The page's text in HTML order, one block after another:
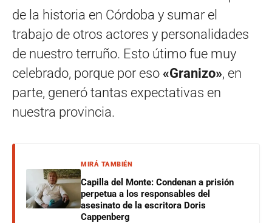
de la historia en Córdoba y sumar el
trabajo de otros actores y personalidades
de nuestro terruño. Esto útimo fue muy
celebrado, porque por eso «Granizo», en
parte, generó tantas expectativas en
nuestra provincia.
MIRÁ TAMBIÉN
Capilla del Monte: Condenan a prisión
perpetua a los responsables del
asesinato de la escritora Doris
Cappenberg